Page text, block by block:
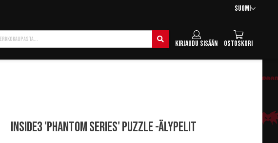
Kieli
Suomi
Ostoskori
Kirjaudu sisään
Inside3 'Phantom Series' Puzzle -älypelit